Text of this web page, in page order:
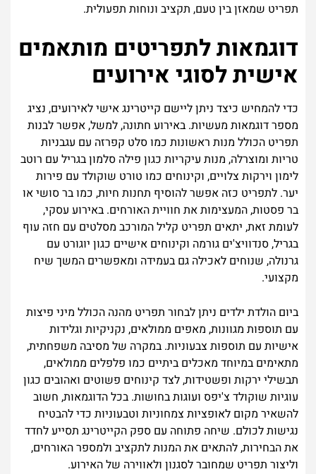
תפריט שמאזן בין טעם, תקציב ונוחות תפעולית.
דוגמאות לתפריטים מותאמים
אישית לסוגי אירועים
כדי להמחיש כיצד ניתן ליישם קייטרינג אישי לאירועים, נציג
מספר דוגמאות מעשיות. באירוע חתונה, למשל, אפשר לבנות
תפריט הכולל מנות ראשונות כמו סלט קפרזה עם עגבניות
טריות ומוצרלה, מנות עיקריות כגון פילה סלמון בגריל עם רוטב
לימון וירקות צלויים, וקינוחים כמו טורט שוקולד עם פירות
יער. לתפריט כזה אפשר להוסיף תחנות חיות, כמו בר סושי או
בר פסטות, המעצימות את חוויית האורחים. באירוע עסקי,
לעומת זאת, יתאים תפריט קליל המורכב מסלטים עם חזה עוף
בגריל, סנדוויצ'ים גורמה וקינוחים אישיים כגון יוגורט עם
גרנולה, שנוחים לאכילה גם בעמידה ומאפשרים המשך שיח
מקצועי.
ביום הולדת ילדים ניתן לבחור תפריט מהנה הכולל מיני פיצות
עם תוספות מגוונות, מאפים ממולאים, נקניקיות וגלידות
אישיות עם תוספות צבעוניות. במקרה של מסיבה משפחתית,
מתאימים במיוחד מאכלים ביתיים כמו פלפלים ממולאים,
תבשילי ירקות ופשטידות, לצד קינוחים פשוטים ואהובים כגון
עוגיות שוקולד צ'יפס ועוגות בחושות. בכל הדוגמאות, חשוב
להשאיר מקום לאופציות צמחוניות וטבעוניות כדי להבטיח
נגישות לכולם. שיחה פתוחה עם ספק הקייטרינג תסייע לחדד
את הבחירות, להתאים את המנות לתקציב ולמספר האורחים,
וליצור תפריט שמחובר לסגנון ולאווירה של האירוע.